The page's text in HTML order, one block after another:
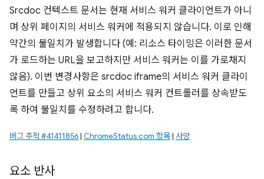
Srcdoc 컨텍스트 문서는 현재 서비스 워커 클라이언트가 아니
며 상위 페이지의 서비스 워커에 적용되지 않습니다. 이로 인해
약간의 불일치가 발생합니다 (예: 리소스 타이밍은 이러한 문서
가 로드하는 URL을 보고하지만 서비스 워커는 이를 가로채지
않음). 이번 변경사항은 srcdoc iframe의 서비스 워커 클라이
언트를 만들고 상위 요소의 서비스 워커 컨트롤러를 상속받도
록 하여 불일치를 수정하려고 합니다.
버그 추적 #41411856| ChromeStatus.com 항목| 사양
요소 반사